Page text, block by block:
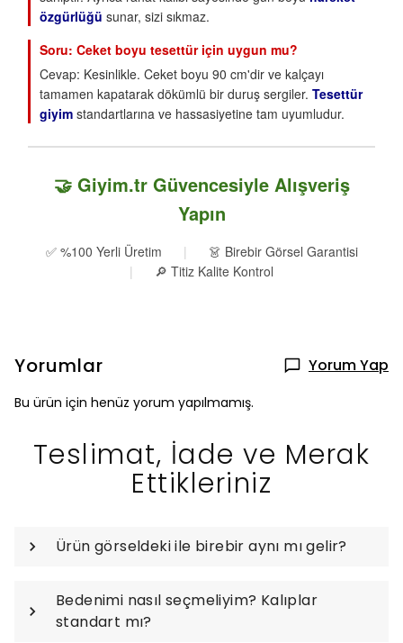
özgürlüğü sunar, sizi sıkmaz.
Soru: Ceket boyu tesettür için uygun mu?
Cevap: Kesinlikle. Ceket boyu 90 cm'dir ve kalçayı
tamamen kapatarak dökümlü bir duruş sergiler. Tesettür
giyim standartlarına ve hassasiyetine tam uyumludur.
🤝 Giyim.tr Güvencesiyle Alışveriş
Yapın
✅ %100 Yerli Üretim |
👗 Birebir Görsel Garantisi
|
🔎 Titiz Kalite Kontrol
Yorumlar Yorum Yap
Bu ürün için henüz yorum yapılmamış.
Teslimat, İade ve Merak
Ettikleriniz
Ürün görseldeki ile birebir aynı mı gelir?
Bedenimi nasıl seçmeliyim? Kalıplar
standart mı?